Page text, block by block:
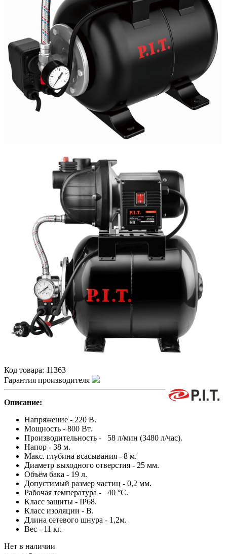
Код товара: 11363
Гарантия производителя
Описание:
Напряжение - 220 В.
Мощность - 800 Вт.
Производительность - 58 л/мин (3480 л/час).
Напор - 38 м.
Макс. глубина всасывания - 8 м.
Диаметр выходного отверстия - 25 мм.
Объём бака - 19 л.
Допустимый размер частиц - 0,2 мм.
Рабочая температура - 40 °C.
Класс защиты - IP68.
Класс изоляции - B.
Длина сетевого шнура - 1,2м.
Вес - 11 кг.
Нет в наличии